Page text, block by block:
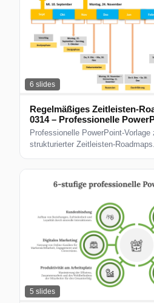
6 slides
Regelmäßiges Zeitleisten-
0314 – Professionelle
Professionelle PowerPoint-
strukturierter Zeitleisten-
5 slides